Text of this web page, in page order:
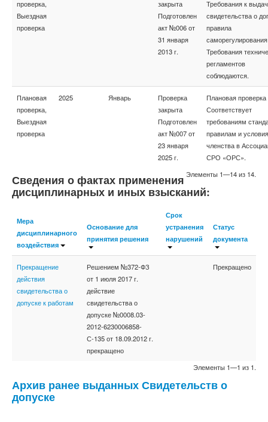
проверка,
Выездная
проверка
закрыта
Подготовлен
акт №006 от
31 января
2013 г.
Требования к
свидетельства о
правила
Требования
регламентов
соблюдаются.
Плановая
проверка,
Выездная
проверка
2025 Январь
Проверка
закрыта
Подготовлен
акт №007 от
23 января
2025 г.
Плановая проверка
Соответствует
требованиям
правилам и
членства в
СРО «ОРС».
Элементы 1—14 из 14.
Сведения о фактах применения
дисциплинарных и иных взысканий:
Мера
дисциплинарного
воздействия
Основание для
принятия решения
Срок
устранения
нарушений
Статус
документа
Прекращение
действия
свидетельства о
допуске к работам
Решением №372-ФЗ
от 1 июля 2017 г.
действие
свидетельства о
допуске №0008.03-
2012-6230006858-
С-135 от 18.09.2012 г.
прекращено
Прекращено
Элементы 1—1 из 1.
Архив ранее выданных Свидетельств о
допуске